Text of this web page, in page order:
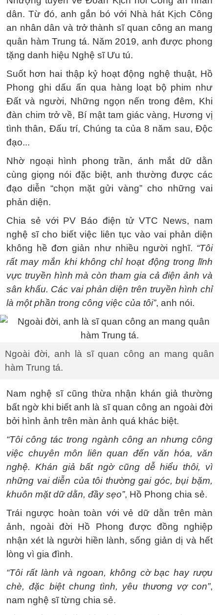
dân. Từ đó, anh gắn bó với Nhà hát Kịch Công
an nhân dân và trở thành sĩ quan công an mang
quân hàm Trung tá. Năm 2019, anh được phong
tặng danh hiệu Nghệ sĩ Ưu tú.
Suốt hơn hai thập kỷ hoạt động nghệ thuật, Hồ
Phong ghi dấu ấn qua hàng loạt bộ phim như
Đất và người, Những ngọn nến trong đêm, Khi
đàn chim trở về, Bí mật tam giác vàng, Hương vị
tình thân, Đấu trí, Chúng ta của 8 năm sau, Độc
đạo...
Nhờ ngoại hình phong trần, ánh mắt dữ dằn
cùng giọng nói đặc biệt, anh thường được các
đạo diễn “chọn mặt gửi vàng” cho những vai
phản diện.
Chia sẻ với PV Báo điện tử VTC News, nam
nghệ sĩ cho biết việc liên tục vào vai phản diện
không hề đơn giản như nhiều người nghĩ. “Tôi
rất may mắn khi không chỉ hoạt động trong lĩnh
vực truyền hình mà còn tham gia cả điện ảnh và
sân khấu. Các vai phản diện trên truyền hình chỉ
là một phần trong công việc của tôi”, anh nói.
Ngoài đời, anh là sĩ quan công an mang quân
hàm Trung tá.
Nam nghệ sĩ cũng thừa nhận khán giả thường
bất ngờ khi biết anh là sĩ quan công an ngoài đời
bởi hình ảnh trên màn ảnh quá khác biệt.
“Tôi công tác trong ngành công an nhưng công
việc chuyên môn liên quan đến văn hóa, văn
nghệ. Khán giả bất ngờ cũng dễ hiểu thôi, vì
những vai diễn của tôi thường gai góc, bụi bặm,
khuôn mặt dữ dằn, đầy sẹo”, Hồ Phong chia sẻ.
Trái ngược hoàn toàn với vẻ dữ dằn trên màn
ảnh, ngoài đời Hồ Phong được đồng nghiệp
nhận xét là người hiền lành, sống giản dị và hết
lòng vì gia đình.
“Tôi rất lành và ngoan, không cờ bạc hay rượu
chè, đặc biệt chung tình, yêu thương vợ con”,
nam nghệ sĩ từng chia sẻ.